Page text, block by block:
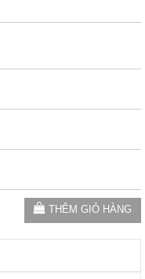
THÊM GIỎ HÀNG